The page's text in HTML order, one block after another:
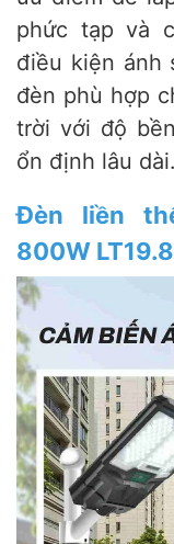
phức tạp và
điều kiện ánh
đèn phù hợp
trời với độ
ổn định lâu dài.
Đèn liền
800W